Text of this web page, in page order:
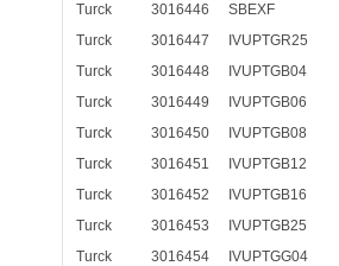
Turck
3016446
SBEXF
Turck
3016447
IVUPTGR25
Turck
3016448
IVUPTGB04
Turck
3016449
IVUPTGB06
Turck
3016450
IVUPTGB08
Turck
3016451
IVUPTGB12
Turck
3016452
IVUPTGB16
Turck
3016453
IVUPTGB25
Turck
3016454
IVUPTGG04